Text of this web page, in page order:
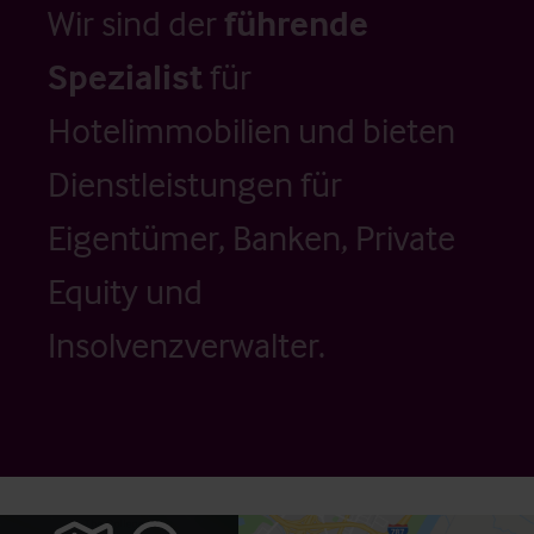
Wir sind der führende
Spezialistfür
Hotelimmobilien und bieten
Dienstleistungen für
Eigentümer, Banken, Private
Equity und
Insolvenzverwalter.